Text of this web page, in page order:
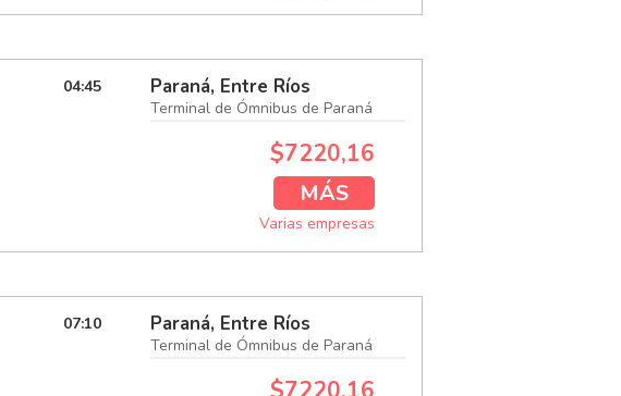
04:45 Paraná, Entre Ríos
Terminal de Ómnibus de Paraná
$7220,16
MÁS
Varias empresas
07:10 Paraná, Entre Ríos
Terminal de Ómnibus de Paraná